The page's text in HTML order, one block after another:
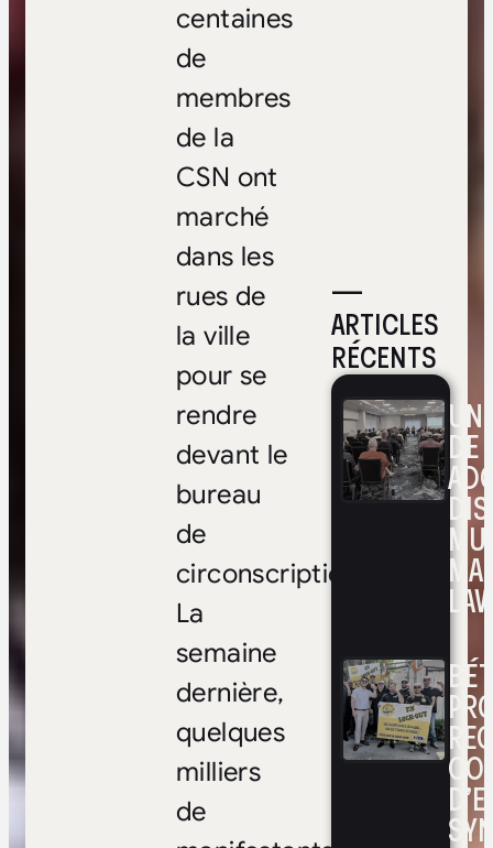
—
ARTICLES
RÉCENTS
DE
centaines
de
membres
de la
CSN ont
marché
dans les
rues de
la ville
pour se
rendre
devant le
bureau
de
circonscription.
La
semaine
dernière,
quelques
milliers
de